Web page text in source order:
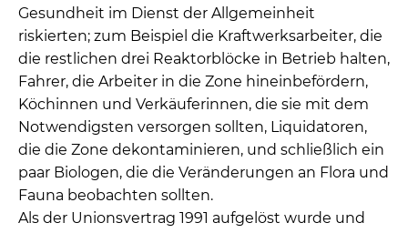
Gesundheit im Dienst der Allgemeinheit
riskierten; zum Beispiel die Kraftwerksarbeiter, die
die restlichen drei Reaktorblöcke in Betrieb halten,
Fahrer, die Arbeiter in die Zone hineinbefördern,
Köchinnen und Verkäuferinnen, die sie mit dem
Notwendigsten versorgen sollten, Liquidatoren,
die die Zone dekontaminieren, und schließlich ein
paar Biologen, die die Veränderungen an Flora und
Fauna beobachten sollten.
Als der Unionsvertrag 1991 aufgelöst wurde und